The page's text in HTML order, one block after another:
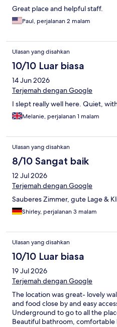
Great place and helpful staff.
Paul, perjalanan 2 malam
Ulasan yang disahkan
10/10 Luar biasa
14 Jun 2026
Terjemah dengan Google
I slept really well here. Quiet,
Melanie, perjalanan 1 malam
Ulasan yang disahkan
8/10 Sangat baik
12 Jul 2026
Terjemah dengan Google
Sauberes Zimmer, gute Lage &
Shirley, perjalanan 3 malam
Ulasan yang disahkan
10/10 Luar biasa
19 Jul 2026
Terjemah dengan Google
The location was great- lovely
and food close by and easy
Underground to go to all the
Beautiful bathroom,